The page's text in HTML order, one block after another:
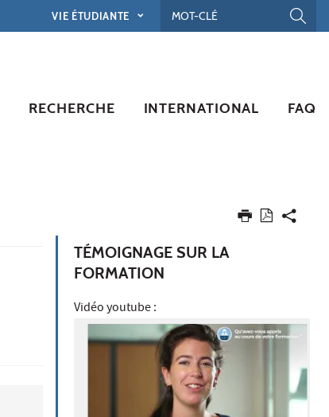
VIE ÉTUDIANTE
RECHERCHE INTERNATIONAL FAQ
TÉMOIGNAGE SUR LA
FORMATION
Vidéo youtube :